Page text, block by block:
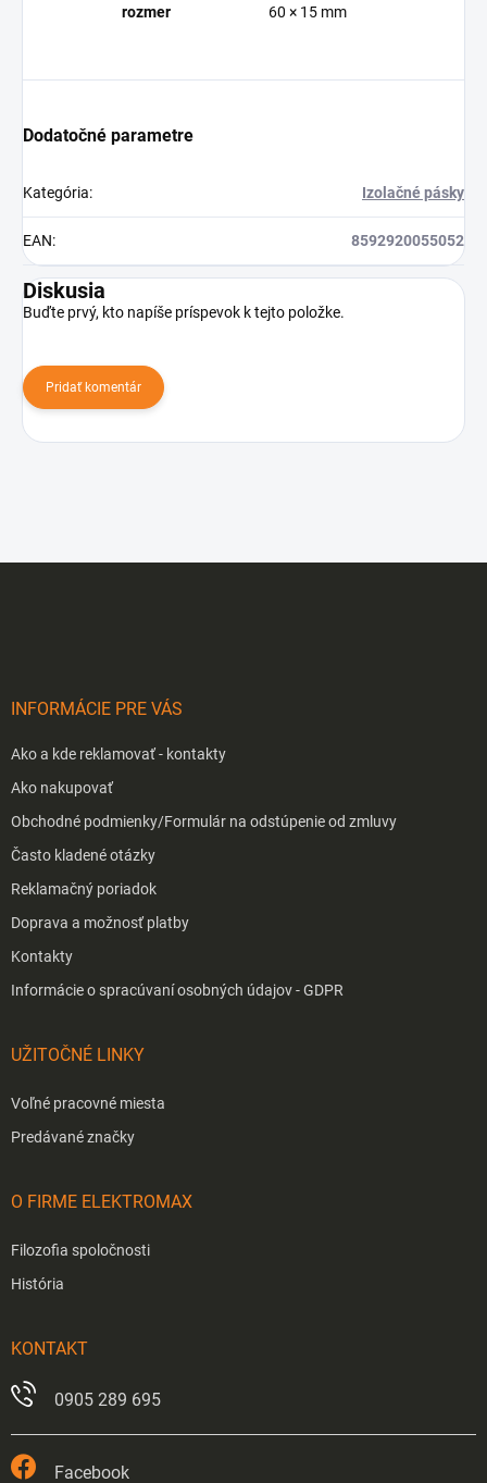
rozmer
60 × 15 mm
Dodatočné parametre
Kategória: Izolačné pásky
EAN: 8592920055052
Diskusia
Buďte prvý, kto napíše príspevok k tejto položke.
Pridať komentár
INFORMÁCIE PRE VÁS
Ako a kde reklamovať - kontakty
Ako nakupovať
Obchodné podmienky/Formulár na odstúpenie od zmluvy
Často kladené otázky
Reklamačný poriadok
Doprava a možnosť platby
Kontakty
Informácie o spracúvaní osobných údajov - GDPR
UŽITOČNÉ LINKY
Voľné pracovné miesta
Predávané značky
O FIRME ELEKTROMAX
Filozofia spoločnosti
História
KONTAKT
0905 289 695
Facebook